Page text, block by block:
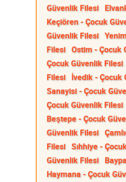
Güvenlik Filesi
Keçiören - Çocuk
Güvenlik Filesi
Filesi Ostim - Çocuk
Çocuk Güvenlik Filesi
Filesi İvedik - Çocuk
Sanayisi - Çocuk
Çocuk Güvenlik Filesi
Beştepe - Çocuk
Güvenlik Filesi
Filesi Sıhhiye -
Güvenlik Filesi
Haymana - Çocuk